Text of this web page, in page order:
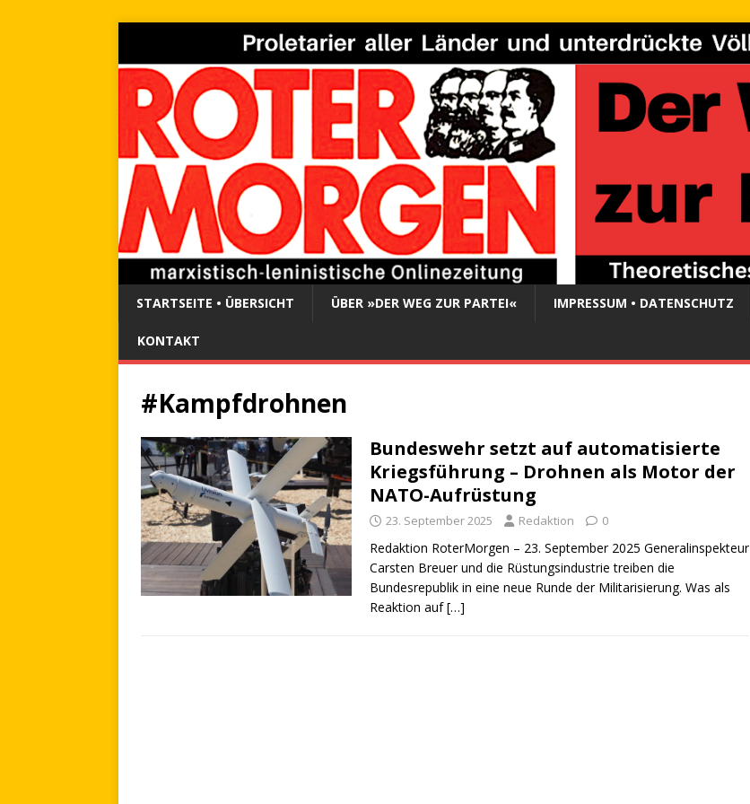
STARTSEITE • ÜBERSICHT ÜBER »DER WEG ZUR PARTEI« IMPRESSUM • DATENSCHUTZ
KONTAKT
#Kampfdrohnen
Bundeswehr setzt auf automatisierte
Kriegsführung – Drohnen als Motor der
NATO-Aufrüstung
23. September 2025 Redaktion 0
Redaktion RoterMorgen – 23. September 2025 Generalinspekteur
Carsten Breuer und die Rüstungsindustrie treiben die
Bundesrepublik in eine neue Runde der Militarisierung. Was als
Reaktion auf[…]